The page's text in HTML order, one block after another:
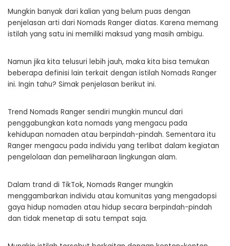
Mungkin banyak dari kalian yang belum puas dengan
penjelasan arti dari Nomads Ranger diatas. Karena memang
istilah yang satu ini memiliki maksud yang masih ambigu.
Namun jika kita telusuri lebih jauh, maka kita bisa temukan
beberapa definisi lain terkait dengan istilah Nomads Ranger
ini. Ingin tahu? Simak penjelasan berikut ini.
Trend Nomads Ranger sendiri mungkin muncul dari
penggabungkan kata nomads yang mengacu pada
kehidupan nomaden atau berpindah-pindah. Sementara itu
Ranger mengacu pada individu yang terlibat dalam kegiatan
pengelolaan dan pemeliharaan lingkungan alam.
Dalam trand di TikTok, Nomads Ranger mungkin
menggambarkan individu atau komunitas yang mengadopsi
gaya hidup nomaden atau hidup secara berpindah-pindah
dan tidak menetap di satu tempat saja.